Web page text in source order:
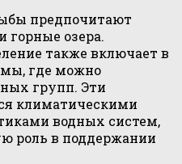
предпочитают
горные озера.
также включает в
где можно
групп. Эти
климатическими
водных систем,
роль в поддержании